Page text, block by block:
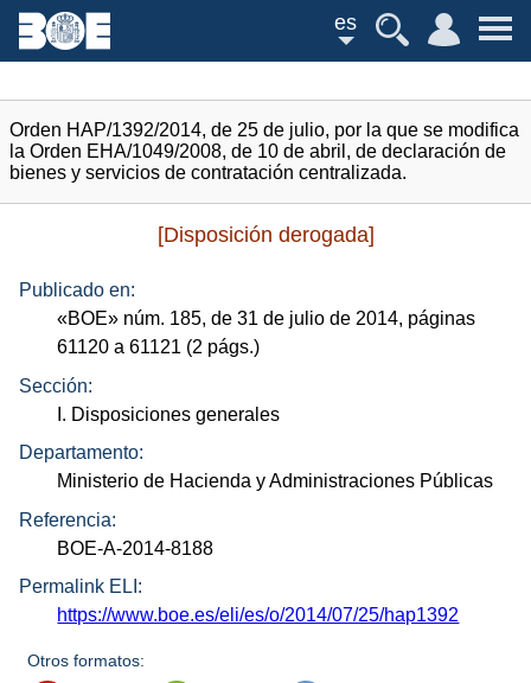
es
Orden HAP/1392/2014, de 25 de julio, por la que se modifica
la Orden EHA/1049/2008, de 10 de abril, de declaración de
bienes y servicios de contratación centralizada.
[Disposición derogada]
Publicado en:
«BOE» núm. 185, de 31 de julio de 2014, páginas
61120 a 61121 (2 págs.)
Sección:
I. Disposiciones generales
Departamento:
Ministerio de Hacienda y Administraciones Públicas
Referencia:
BOE-A-2014-8188
Permalink ELI:
https://www.boe.es/eli/es/o/2014/07/25/hap1392
Otros formatos: